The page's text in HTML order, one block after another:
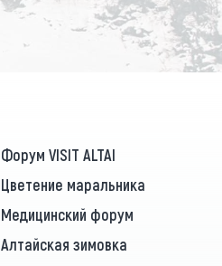
Форум VISIT ALTAI
Цветение маральника
Медицинский форум
Алтайская зимовка